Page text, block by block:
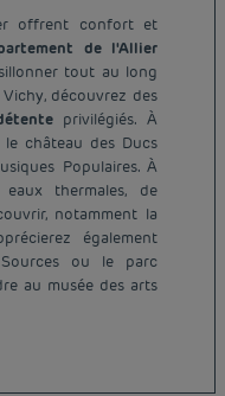
offrent confort et
de l'Allier
tout au long
découvrez des
privilégiés. À
château des Ducs
Populaires. À
thermales, de
notamment la
également
ou le parc
au musée des arts